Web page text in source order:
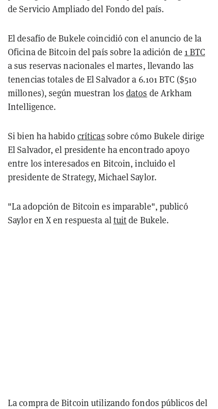
de Servicio Ampliado del Fondo del país.
El desafío de Bukele coincidió con el anuncio de la
Oficina de Bitcoin del país sobre la adición de 1 BTC
a sus reservas nacionales el martes, llevando las
tenencias totales de El Salvador a 6.101 BTC ($510
millones), según muestran losdatos de Arkham
Intelligence.
Si bien ha habido críticas sobre cómo Bukele dirige
El Salvador, el presidente ha encontrado apoyo
entre los interesados en Bitcoin, incluido el
presidente de Strategy, Michael Saylor.
"La adopción de Bitcoin es imparable", publicó
Saylor en X en respuesta altuitde Bukele.
La compra de Bitcoin utilizando fondos públicos del